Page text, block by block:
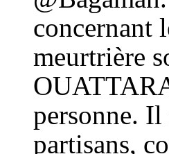
concernant
meurtrière
personne. Il
partisans,